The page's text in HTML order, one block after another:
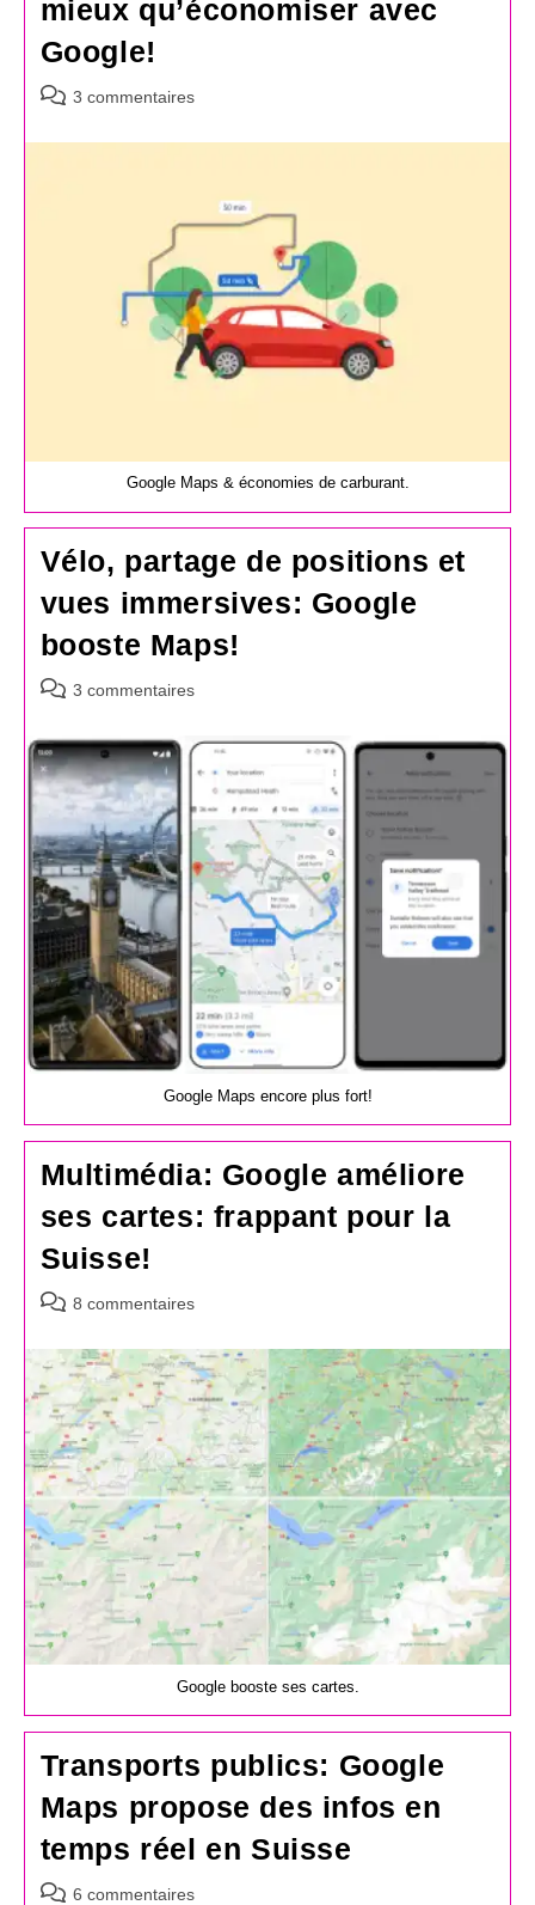
mieux qu’économiser avec
Google!
Commentaires
la
3 commentaires
Google Maps & économies de carburant.
Vélo, partage de positions et
vues immersives: Google
booste Maps!
Commentaires
la
publication :
3 commentaires
Google Maps encore plus fort!
Multimédia: Google améliore
ses cartes: frappant pour la
Suisse!
Commentaires
publication :
8 commentaires
Google booste ses cartes.
Transports publics: Google
Maps propose des infos en
temps réel en Suisse
Commentaires
6 commentaires